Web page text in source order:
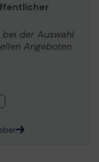
bei der Auswahl
Angeboten